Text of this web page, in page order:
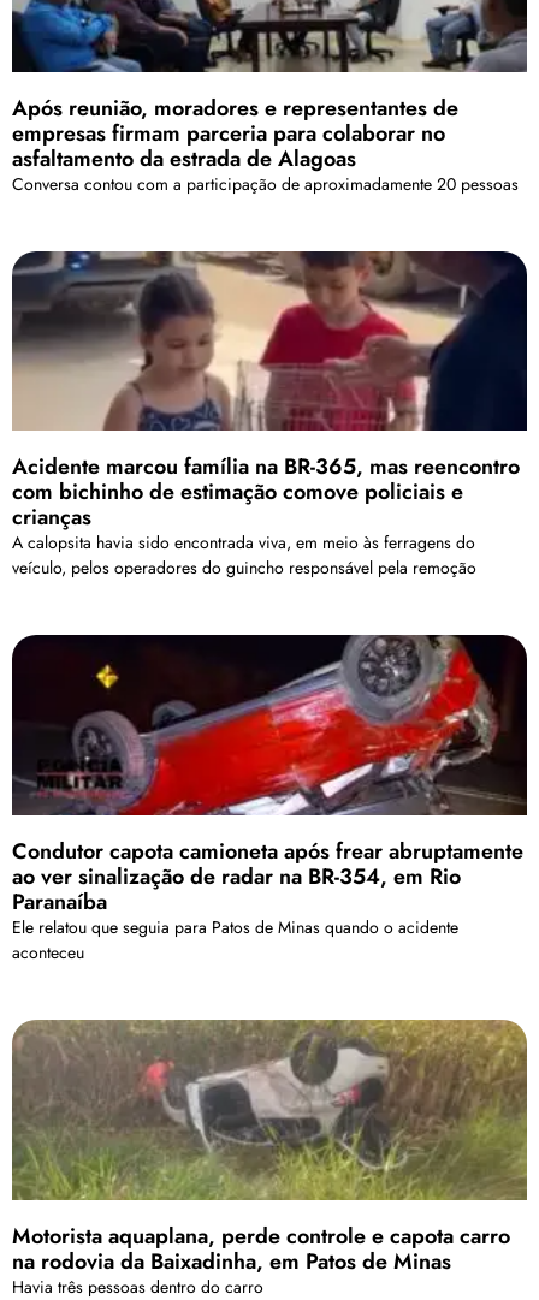
Após reunião, moradores e representantes de
empresas firmam parceria para colaborar no
asfaltamento da estrada de Alagoas
Conversa contou com a participação de aproximadamente 20 pessoas
Acidente marcou família na BR-365, mas reencontro
com bichinho de estimação comove policiais e
crianças
A calopsita havia sido encontrada viva, em meio às ferragens do
veículo, pelos operadores do guincho responsável pela remoção
Condutor capota camioneta após frear abruptamente
ao ver sinalização de radar na BR-354, em Rio
Paranaíba
Ele relatou que seguia para Patos de Minas quando o acidente
aconteceu
Motorista aquaplana, perde controle e capota carro
na rodovia da Baixadinha, em Patos de Minas
Havia três pessoas dentro do carro